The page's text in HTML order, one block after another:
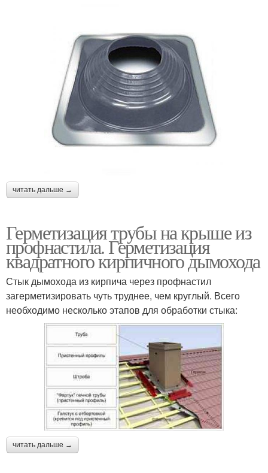
читать дальше →
Герметизация трубы на крыше из
профнастила. Герметизация
квадратного кирпичного дымохода
Стык дымохода из кирпича через профнастил
загерметизировать чуть труднее, чем круглый. Всего
необходимо несколько этапов для обработки стыка:
читать дальше →